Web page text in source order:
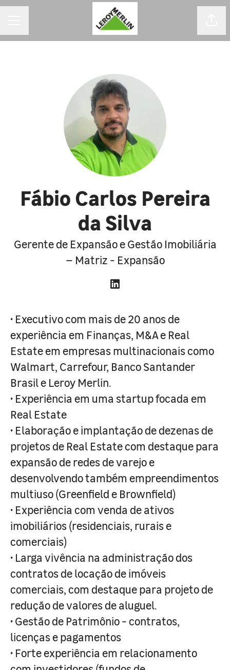
Fábio Carlos Pereira
da Silva
Gerente de Expansão e Gestão Imobiliária
– Matriz - Expansão
• Executivo com mais de 20 anos de
experiência em Finanças, M&A e Real
Estate em empresas multinacionais como
Walmart, Carrefour, Banco Santander
Brasil e Leroy Merlin.
• Experiência em uma startup focada em
Real Estate
• Elaboração e implantação de dezenas de
projetos de Real Estate com destaque para
expansão de redes de varejo e
desenvolvendo também empreendimentos
multiuso (Greenfield e Brownfield)
• Experiência com venda de ativos
imobiliários (residenciais, rurais e
comerciais)
• Larga vivência na administração dos
contratos de locação de imóveis
comerciais, com destaque para projeto de
redução de valores de aluguel.
• Gestão de Patrimônio - contratos,
licenças e pagamentos
• Forte experiência em relacionamento